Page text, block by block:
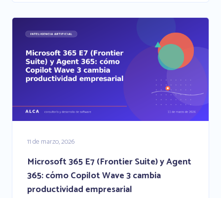
11 de marzo, 2026
Microsoft 365 E7 (Frontier Suite) y Agent
365: cómo Copilot Wave 3 cambia
productividad empresarial